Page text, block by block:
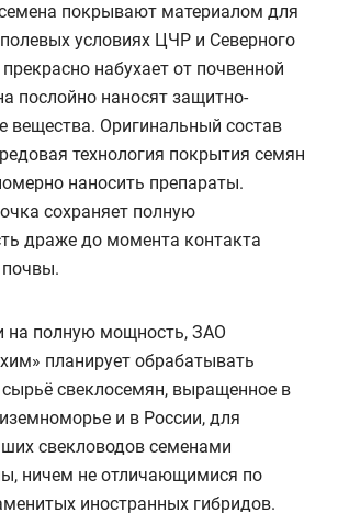
покрывают материалом для
условиях ЦЧР и Северного
набухает от почвенной
послойно наносят защитно-
вещества. Оригинальный состав
технология покрытия семян
наносить препараты.
сохраняет полную
драже до момента контакта
почвы.
на полную мощность, ЗАО
планирует обрабатывать
свеклосемян, выращенное в
и в России, для
свекловодов семенами
ничем не отличающимися по
иностранных гибридов.